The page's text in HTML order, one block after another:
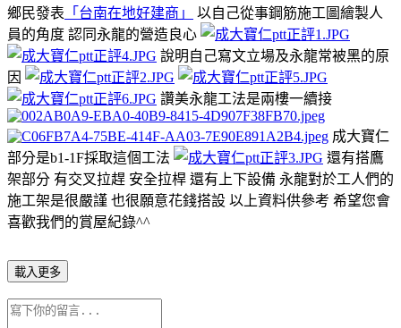
鄉民發表 「台南在地好建商」
以自己從事鋼筋施工圖繪製人
員的角度 認同永龍的營造良心
說明自己寫文立場及永龍常被黑的原
因
讚美永龍工法是兩樓一續接
成大寶仁
部分是b1-1F採取這個工法
還有搭鷹
架部分 有交叉拉趕 安全拉桿 還有上下設備 永龍對於工人們的
施工架是很嚴謹 也很願意花錢搭設 以上資料供參考 希望您會
喜歡我們的賞屋紀錄^^
載入更多